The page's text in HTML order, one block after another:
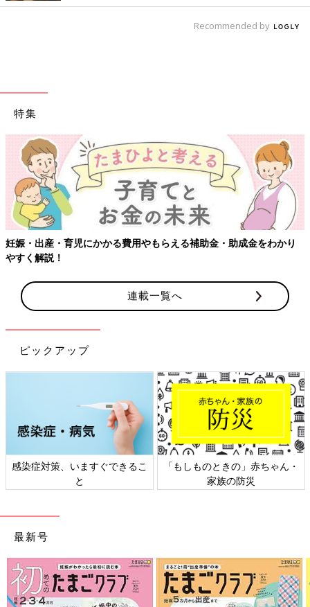
Recommended by
特集
【ワクチン接種できるものも】妊婦の感染症対策、知っておいて！
連載一覧へ
ピックアップ
日本外来小児科学会リーフレッ
ト検討会
六星占術 細木かおりさんの人生
相談
最新号